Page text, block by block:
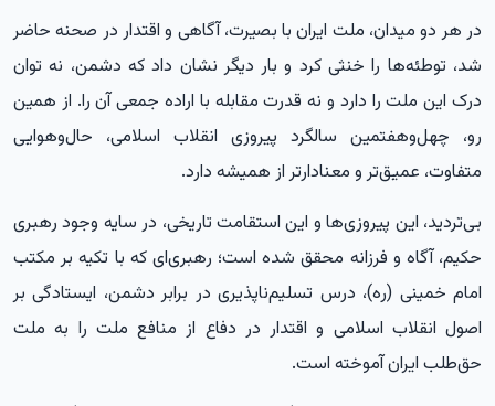
در هر دو میدان، ملت ایران با بصیرت، آگاهی و اقتدار در صحنه حاضر
شد، توطئه‌ها را خنثی کرد و بار دیگر نشان داد که دشمن، نه توان
درک این ملت را دارد و نه قدرت مقابله با اراده جمعی آن را. از همین
رو، چهل‌وهفتمین سالگرد پیروزی انقلاب اسلامی، حال‌وهوایی
متفاوت، عمیق‌تر و معنادارتر از همیشه دارد.
بی‌تردید، این پیروزی‌ها و این استقامت تاریخی، در سایه وجود رهبری
حکیم، آگاه و فرزانه محقق شده است؛ رهبری‌ای که با تکیه بر مکتب
امام خمینی (ره)، درس تسلیم‌ناپذیری در برابر دشمن، ایستادگی بر
اصول انقلاب اسلامی و اقتدار در دفاع از منافع ملت را به ملت
حق‌طلب ایران آموخته است.